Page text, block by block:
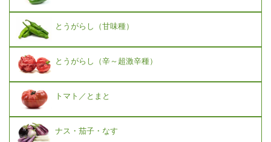
とうがらし（甘味種）
とうがらし（辛～超激辛種）
トマト／とまと
ナス・茄子・なす